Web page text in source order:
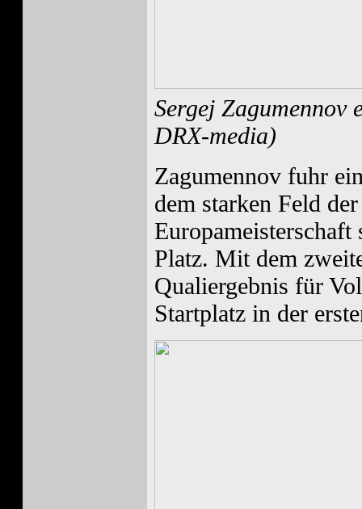
Sergej
DRX-media)
Zagumennov fuhr
dem starken Feld
Europameisterschaft
Platz. Mit dem
Qualiergebnis für
Startplatz in der